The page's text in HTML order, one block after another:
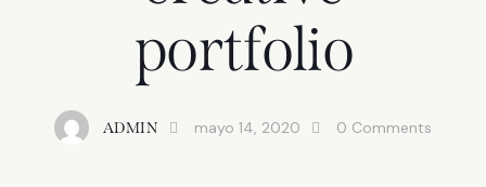
portfolio
ADMIN mayo 14, 2020 0 Comments